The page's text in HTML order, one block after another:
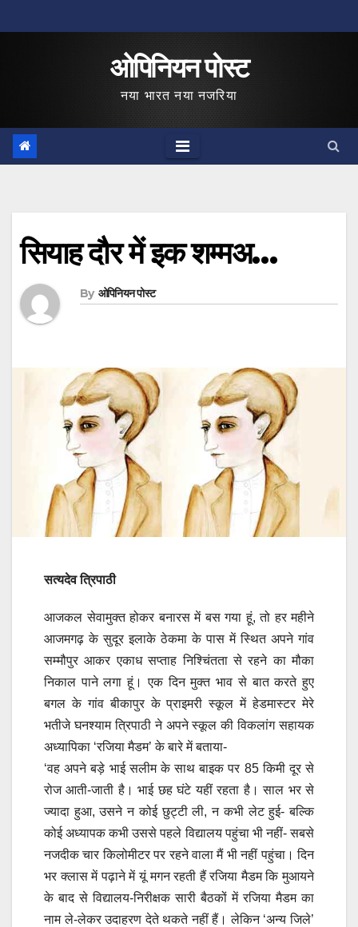
to
ओपिनियन पोस्ट
नया भारत नया नजरिया
सियाह दौर में इक शम्मअ…
By ओपिनियन पोस्ट
सत्यदेव त्रिपाठी
आजकल सेवामुक्त होकर बनारस में बस गया हूं, तो हर महीने
आजमगढ़ के सुदूर इलाके ठेकमा के पास में स्थित अपने गांव
सम्मौपुर आकर एकाध सप्ताह निश्चिंतता से रहने का मौका
निकाल पाने लगा हूं। एक दिन मुक्त भाव से बात करते हुए
बगल के गांव बीकापुर के प्राइमरी स्कूल में हेडमास्टर मेरे
भतीजे घनश्याम त्रिपाठी ने अपने स्कूल की विकलांग सहायक
अध्यापिका ‘रजिया मैडम’ के बारे में बताया-
‘वह अपने बड़े भाई सलीम के साथ बाइक पर 85 किमी दूर से
रोज आती-जाती है। भाई छह घंटे यहीं रहता है। साल भर से
ज्यादा हुआ, उसने न कोई छुट्टी ली, न कभी लेट हुई- बल्कि
कोई अध्यापक कभी उससे पहले विद्यालय पहुंचा भी नहीं- सबसे
नजदीक चार किलोमीटर पर रहने वाला मैं भी नहीं पहुंचा। दिन
भर क्लास में पढ़ाने में यूं मगन रहती हैं रजिया मैडम कि मुआयने
के बाद से विद्यालय-निरीक्षक सारी बैठकों में रजिया मैडम का
नाम ले-लेकर उदाहरण देते थकते नहीं हैं। लेकिन ‘अन्य जिले’